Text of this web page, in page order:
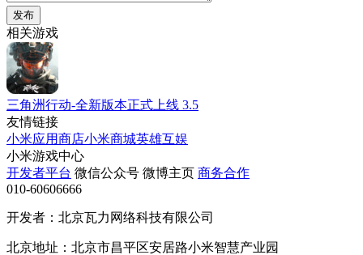
发布
相关游戏
三角洲行动-全新版本正式上线 3.5
友情链接
小米应用商店小米商城英雄互娱
小米游戏中心
开发者平台 微信公众号 微博主页 商务合作
010-60606666
开发者：北京瓦力网络科技有限公司
北京地址：北京市昌平区安居路小米智慧产业园